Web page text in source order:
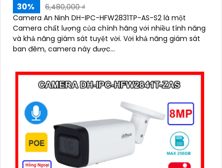
30%
6,480,000 ₫
Camera An Ninh DH-IPC-HFW2831TP-AS-S2 là một
Camera chất lượng của chính hãng với nhiều tính năng
và khả năng giám sát tuyệt vời. Với khả năng giám sát
ban đêm, camera này được...